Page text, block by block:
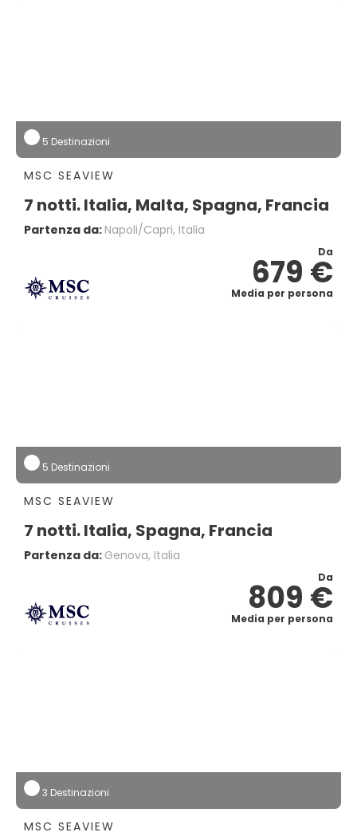
5 Destinazioni
MSC SEAVIEW
7 notti. Italia, Malta, Spagna, Francia
Partenza da: Napoli/capri, Italia
Da
679 €
Media per persona
5 Destinazioni
MSC SEAVIEW
7 notti. Italia, Spagna, Francia
Partenza da: Genova, Italia
Da
809 €
Media per persona
3 Destinazioni
MSC SEAVIEW